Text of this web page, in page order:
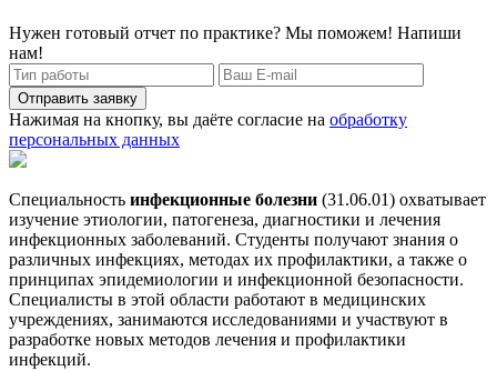
Нужен готовый отчет по практике? Мы поможем! Напиши
нам!
Отправить заявку
Нажимая на кнопку, вы даёте согласие на обработку
персональных данных
Специальность инфекционные болезни (31.06.01) охватывает
изучение этиологии, патогенеза, диагностики и лечения
инфекционных заболеваний. Студенты получают знания о
различных инфекциях, методах их профилактики, а также о
принципах эпидемиологии и инфекционной безопасности.
Специалисты в этой области работают в медицинских
учреждениях, занимаются исследованиями и участвуют в
разработке новых методов лечения и профилактики
инфекций.